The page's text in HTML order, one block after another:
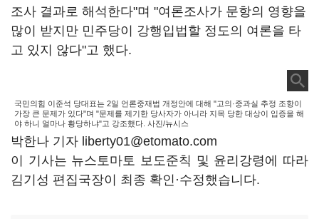
조사 결과로 해석한다"며 "여론조사가 문항의 영향을
많이 받지만 민주당이 강행입법할 정도의 여론을 타
고 있지 않다"고 했다.
국민의힘 이준석 당대표는 2일 언론중재법 개정안에 대해 "고의·중과실 추정 조항이
가장 큰 문제가 있다"며 "문제를 제기한 당사자가 아니라 지목 당한 대상이 입증을 해
야 하니 얼마나 황당하냐"고 강조했다. 사진/뉴시스
박한나 기자 liberty01@etomato.com
이 기사는 뉴스토마토 보도준칙 및 윤리강령에 따라
김기성 편집국장이 최종 확인·수정했습니다.